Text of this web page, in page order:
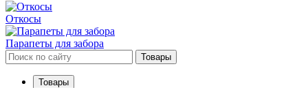
Откосы
Парапеты для забора
Товары
Товары